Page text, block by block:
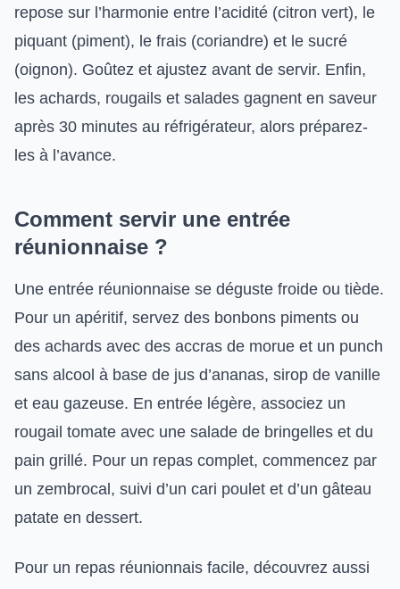
repose sur l’harmonie entre l’acidité (citron vert), le
piquant (piment), le frais (coriandre) et le sucré
(oignon). Goûtez et ajustez avant de servir. Enfin,
les achards, rougails et salades gagnent en saveur
après 30 minutes au réfrigérateur, alors préparez-
les à l’avance.
Comment servir une entrée
réunionnaise ?
Une entrée réunionnaise se déguste froide ou tiède.
Pour un apéritif, servez des bonbons piments ou
des achards avec des accras de morue et un punch
sans alcool à base de jus d’ananas, sirop de vanille
et eau gazeuse. En entrée légère, associez un
rougail tomate avec une salade de bringelles et du
pain grillé. Pour un repas complet, commencez par
un zembrocal, suivi d’un cari poulet et d’un gâteau
patate en dessert.
Pour un repas réunionnais facile, découvrez aussi